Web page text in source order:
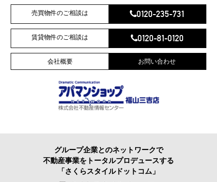
売買物件のご相談は 0120-235-731
賃貸物件のご相談は 0120-81-0120
会社概要 お問い合わせ
グループ企業とのネットワークで
不動産事業をトータルプロデュースする
「さくらスタイルドットコム」